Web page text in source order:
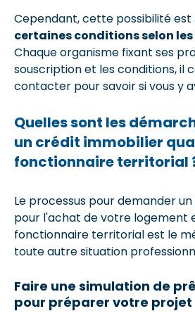
Cependant, cette possibilité est
certaines conditions selon
Chaque organisme fixant ses
souscription et les conditions, il
contacter pour savoir si vous y
Quelles sont les
un crédit immobilier
fonctionnaire territorial
Le processus pour demander
pour l'achat de votre logement
fonctionnaire territorial est le
toute autre situation
Faire une simulation de
pour préparer votre projet